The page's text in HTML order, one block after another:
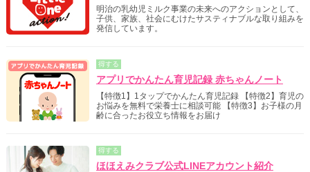
明治の乳幼児ミルク事業の未来へのアクションとして、
子供、家族、社会にむけたサスティナブルな取り組みを
発信しています。
得する
アプリでかんたん育児記録 赤ちゃんノート
【特徴1】1タップでかんたん育児記録 【特徴2】育児の
お悩みを無料で栄養士に相談可能 【特徴3】お子様の月
齢に合ったお役立ち情報をお届け
得する
ほほえみクラブ公式LINEアカウント紹介